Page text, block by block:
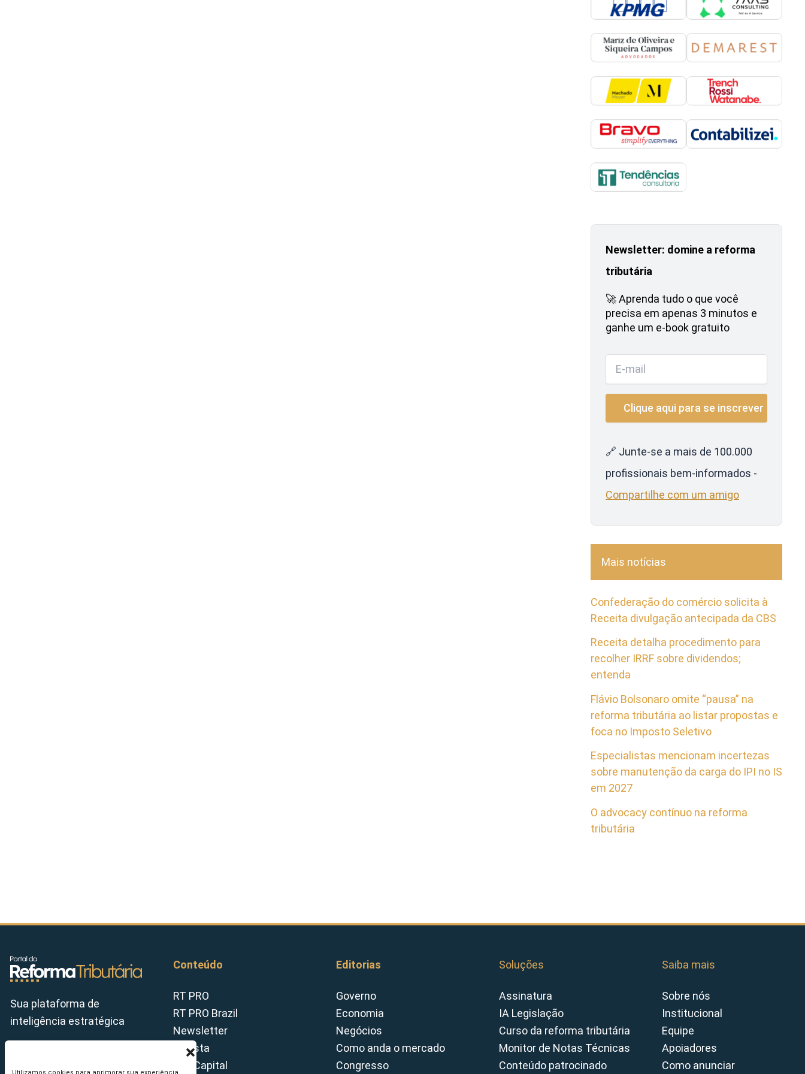
Newsletter: domine a reforma
tributária
🚀 Aprenda tudo o que você
precisa em apenas 3 minutos e
ganhe um e-book gratuito
🔗 Junte-se a mais de 100.000
profissionais bem-informados -
Compartilhe com um amigo
Mais notícias
Confederação do comércio solicita à
Receita divulgação antecipada da CBS
Receita detalha procedimento para
recolher IRRF sobre dividendos;
entenda
Flávio Bolsonaro omite “pausa” na
reforma tributária ao listar propostas e
foca no Imposto Seletivo
Especialistas mencionam incertezas
sobre manutenção da carga do IPI no IS
em 2027
O advocacy contínuo na reforma
tributária
Sua plataforma de
inteligência estratégica
Conteúdo
RT PRO
RT PRO Brazil
Newsletter
Revista
Tax Capital
Editorias
Governo
Economia
Negócios
Como anda o mercado
Congresso
Soluções
Assinatura
IA Legislação
Curso da reforma tributária
Monitor de Notas Técnicas
Conteúdo patrocinado
Saiba mais
Sobre nós
Institucional
Equipe
Apoiadores
Como anunciar